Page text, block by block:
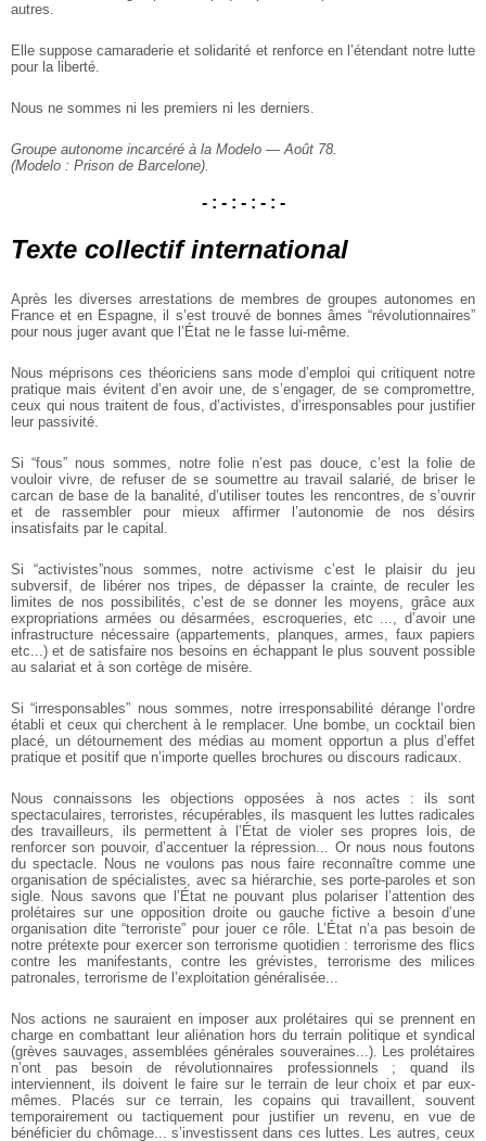
autres.
Elle suppose camaraderie et solidarité et renforce en l’étendant notre lutte
pour la liberté.
Nous ne sommes ni les premiers ni les derniers.
Groupe autonome incarcéré à la Modelo — Août 78.
(Modelo : Prison de Barcelone).
- : - : - : - : -
Texte collectif international
Après les diverses arrestations de membres de groupes autonomes en
France et en Espagne, il s’est trouvé de bonnes âmes “révolutionnaires”
pour nous juger avant que l’État ne le fasse lui-même.
Nous méprisons ces théoriciens sans mode d’emploi qui critiquent notre
pratique mais évitent d’en avoir une, de s’engager, de se compromettre,
ceux qui nous traitent de fous, d’activistes, d’irresponsables pour justifier
leur passivité.
Si “fous” nous sommes, notre folie n’est pas douce, c’est la folie de
vouloir vivre, de refuser de se soumettre au travail salarié, de briser le
carcan de base de la banalité, d’utiliser toutes les rencontres, de s’ouvrir
et de rassembler pour mieux affirmer l’autonomie de nos désirs
insatisfaits par le capital.
Si “activistes”nous sommes, notre activisme c’est le plaisir du jeu
subversif, de libérer nos tripes, de dépasser la crainte, de reculer les
limites de nos possibilités, c’est de se donner les moyens, grâce aux
expropriations armées ou désarmées, escroqueries, etc ..., d’avoir une
infrastructure nécessaire (appartements, planques, armes, faux papiers
etc...) et de satisfaire nos besoins en échappant le plus souvent possible
au salariat et à son cortège de misère.
Si “irresponsables” nous sommes, notre irresponsabilité dérange l’ordre
établi et ceux qui cherchent à le remplacer. Une bombe, un cocktail bien
placé, un détournement des médias au moment opportun a plus d’effet
pratique et positif que n’importe quelles brochures ou discours radicaux.
Nous connaissons les objections opposées à nos actes : ils sont
spectaculaires, terroristes, récupérables, ils masquent les luttes radicales
des travailleurs, ils permettent à l’État de violer ses propres lois, de
renforcer son pouvoir, d’accentuer la répression... Or nous nous foutons
du spectacle. Nous ne voulons pas nous faire reconnaître comme une
organisation de spécialistes, avec sa hiérarchie, ses porte-paroles et son
sigle. Nous savons que l’État ne pouvant plus polariser l’attention des
prolétaires sur une opposition droite ou gauche fictive a besoin d’une
organisation dite “terroriste” pour jouer ce rôle. L’État n’a pas besoin de
notre prétexte pour exercer son terrorisme quotidien : terrorisme des flics
contre les manifestants, contre les grévistes, terrorisme des milices
patronales, terrorisme de l’exploitation généralisée...
Nos actions ne sauraient en imposer aux prolétaires qui se prennent en
charge en combattant leur aliénation hors du terrain politique et syndical
(grèves sauvages, assemblées générales souveraines...). Les prolétaires
n’ont pas besoin de révolutionnaires professionnels ; quand ils
interviennent, ils doivent le faire sur le terrain de leur choix et par eux-
mêmes. Placés sur ce terrain, les copains qui travaillent, souvent
temporairement ou tactiquement pour justifier un revenu, en vue de
bénéficier du chômage... s’investissent dans ces luttes. Les autres, ceux